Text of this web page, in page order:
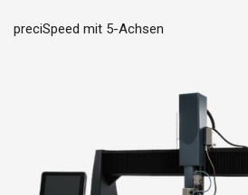
preciSpeed mit 5-Achsen